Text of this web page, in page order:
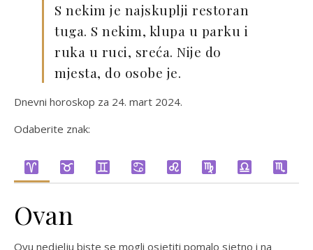
S nekim je najskuplji restoran
tuga. S nekim, klupa u parku i
ruka u ruci, sreća. Nije do
mjesta, do osobe je.
Dnevni horoskop za 24. mart 2024.
Odaberite znak:
Ovan
Ovu nedjelju biste se mogli osjetiti pomalo sjetno i na